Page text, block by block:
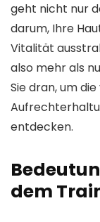
geht nicht nur
darum, Ihre
Vitalität
also mehr als
Sie dran, um
entdecken.
dem